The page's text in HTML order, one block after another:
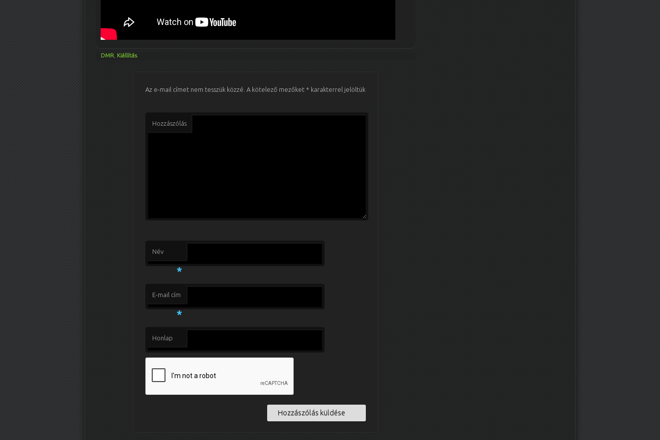
DMR Kiállítás
Az e-mail címet nem tesszük közzé. A kötelező mezőket * karakterrel jelöltük
Hozzászólás
Név
*
E-mail cím
*
Honlap